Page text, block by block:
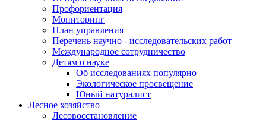
Профориентация
Мониторинг
План управления
Перечень научно - исследовательских работ
Международное сотрудничество
Детям о науке
Об исследованиях популярно
Экологическое просвещение
Юный натуралист
Лесное хозяйство
Лесовосстановление